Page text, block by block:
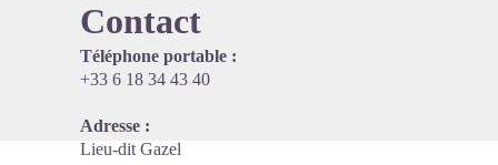
Contact
Téléphone portable :
+33 6 18 34 43 40
Adresse :
Lieu-dit Gazel